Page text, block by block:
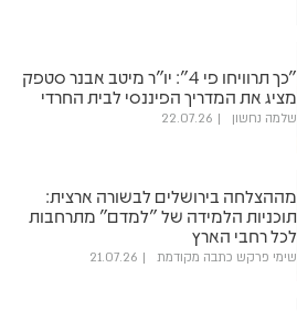
"כך תרוויחו פי 4": יו"ר מיטב אבנר סטפק
מציג את המדריך הפיננסי לבית החרדי
שלמה נחשון 22.07.26
מההצלחה בירושלים לבשורה ארצית:
תוכניות הלמידה של "למדם" מתרחבות
לכל רחבי הארץ
שימי פרקש כתבה מקודמת 21.07.26